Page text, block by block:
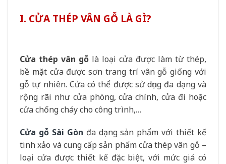
I. CỬA THÉP VÂN GỖ LÀ GÌ?
Cửa thép vân gỗ là loại cửa được làm từ thép,
bề mặt cửa được sơn trang trí vân gỗ giống với
gỗ tự nhiên. Cửa có thể được sử dụng đa dạng và
rộng rãi như cửa phòng, cửa chính, cửa đi hoặc
cửa chống cháy cho công trình,…
Cửa gỗ Sài Gòn đa dạng sản phẩm với thiết kế
tinh xảo và cung cấp sản phẩm cửa thép vân gỗ –
loại cửa được thiết kế đặc biệt, với mức giá có